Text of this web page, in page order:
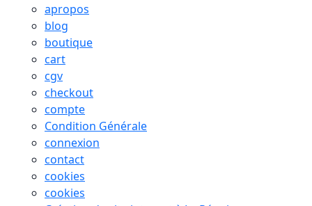
apropos
blog
boutique
cart
cgv
checkout
compte
Condition Générale
connexion
contact
cookies
cookies